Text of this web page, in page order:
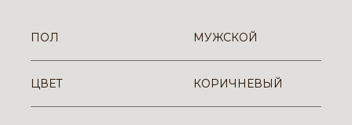
ПОЛ МУЖСКОЙ
ЦВЕТ КОРИЧНЕВЫЙ